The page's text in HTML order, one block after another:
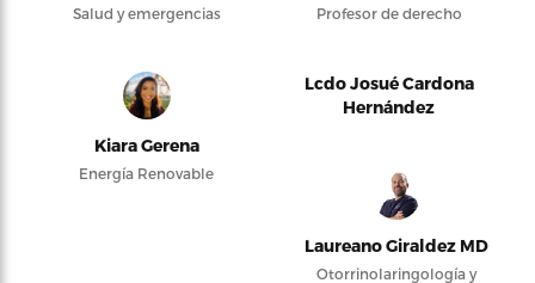
Salud y emergencias Profesor de derecho
Kiara Gerena
Energía Renovable
Lcdo Josué Cardona
Hernández
Laureano Giraldez MD
Otorrinolaringología y